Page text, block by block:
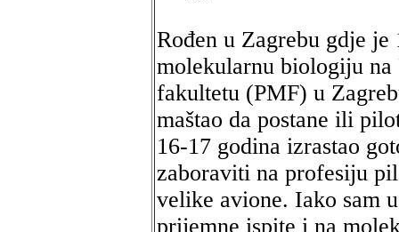
Rođen u Zagrebu gdje
molekularnu biologiju
fakultetu (PMF) u
maštao da postane ili
16-17 godina izrastao
zaboraviti na profesiju
velike avione. Iako sam
prijemne ispite i na